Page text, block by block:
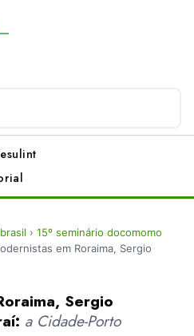
sulint
› 15º seminário docomomo
em Roraima, Sergio
Sergio
a Cidade-Porto